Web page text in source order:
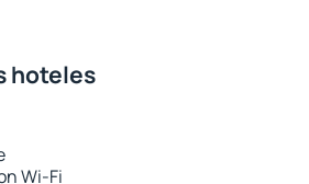
hoteles
Wi-Fi